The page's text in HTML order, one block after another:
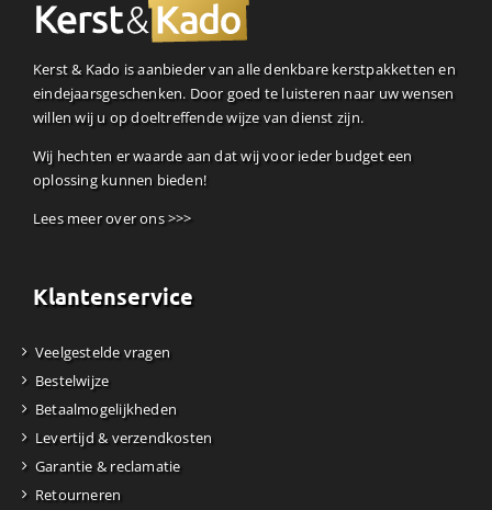
Kerst & Kado is aanbieder van alle denkbare kerstpakketten en
eindejaarsgeschenken. Door goed te luisteren naar uw wensen
willen wij u op doeltreffende wijze van dienst zijn.
Wij hechten er waarde aan dat wij voor ieder budget een
oplossing kunnen bieden!
Lees meer over ons >>>
Klantenservice
Veelgestelde vragen
Bestelwijze
Betaalmogelijkheden
Levertijd & verzendkosten
Garantie & reclamatie
Retourneren